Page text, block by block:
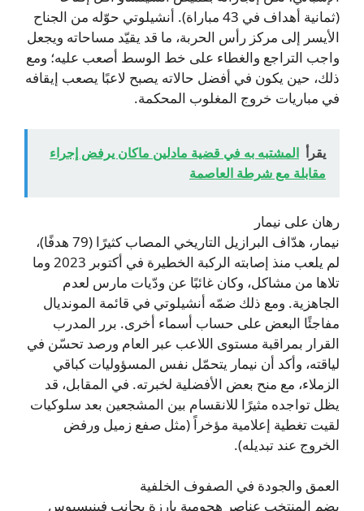
(ثمانية أهداف في 43 مباراة). أنشيلوتي حوّله من الجناح
الأيسر إلى مركز رأس الحربة، ما قد يقيّد مساحاته ويجعل
واجب التراجع والغطاء على خط الوسط أصعب عليه؛ ومع
ذلك، حين يكون في أفضل حالاته يصبح لاعبًا يصعب إيقافه
في مباريات خروج المغلوب المحكمة.
يقرأ المشتبه به في قضية مادلين ماكان يرفض إجراء
مقابلة مع شرطة العاصمة
رهان على نيمار
نيمار، هدّاف البرازيل التاريخي المصاب كثيرًا (79 هدفًا)،
لم يلعب منذ إصابته الركبة الخطيرة في أكتوبر 2023 وما
تلاها من مشاكل، وكان غائبًا عن ودّيات مارس لعدم
الجاهزية. ومع ذلك ضمّه أنشيلوتي في قائمة المونديال
مفاجئًا البعض على حساب أسماء أخرى. برر المدرب
القرار بمراقبة مستوى اللاعب عبر العام ورصد تحسّن في
لياقته، وأكد أن نيمار يتحمّل نفس المسؤوليات كباقي
الزملاء، مع منح بعض الأفضلية لخبرته. في المقابل، قد
يظل تواجده مثيرًا للانقسام بين المشجعين بعد سلوكيات
لقيت تغطية إعلامية مؤخراً (مثل صفع زميل ورفض
الخروج عند تبديله).
العمق والجودة في الصفوف الخلفية
يضم المنتخب عناصر هجومية بارزة بجانب فينيسيوس